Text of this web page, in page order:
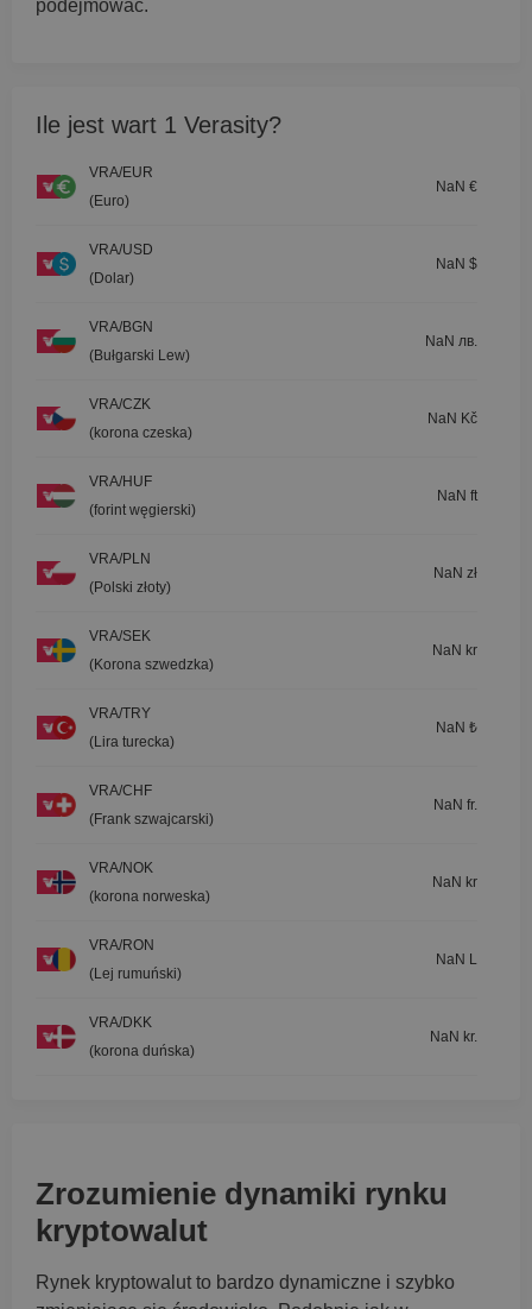
podejmować.
Ile jest wart 1 Verasity?
VRA/EUR
(Euro)
NaN €
VRA/USD
(Dolar)
NaN $
VRA/BGN
(Bułgarski Lew)
NaN лв.
VRA/CZK
(korona czeska)
NaN Kč
VRA/HUF
(forint węgierski)
NaN ft
VRA/PLN
(Polski złoty)
NaN zł
VRA/SEK
(Korona szwedzka)
NaN kr
VRA/TRY
(Lira turecka)
NaN ₺
VRA/CHF
(Frank szwajcarski)
NaN fr.
VRA/NOK
(korona norweska)
NaN kr
VRA/RON
(Lej rumuński)
NaN L
VRA/DKK
(korona duńska)
NaN kr.
Zrozumienie dynamiki rynku
kryptowalut
Rynek kryptowalut to bardzo dynamiczne i szybko